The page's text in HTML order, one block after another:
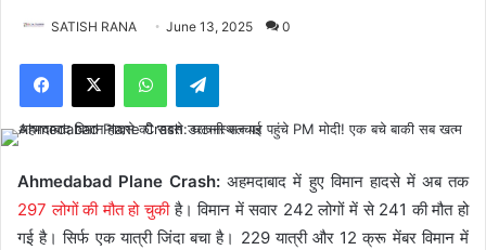
SATISH RANA June 13, 2025 0
Facebook
X WhatsAppTelegram
Ahmedabad Plane Crash: अहमदाबाद में हुए विमान हादसे में अब तक
297 लोगों की मौत हो चुकीहै। विमान में सवार 242 लोगों में से 241 की मौत हो
गई है। सिर्फ एक यात्री जिंदा बचा है। 229 यात्री और 12 क्रू मेंबर विमान में